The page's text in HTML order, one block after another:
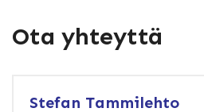
Ota yhteyttä
Stefan Tammilehto